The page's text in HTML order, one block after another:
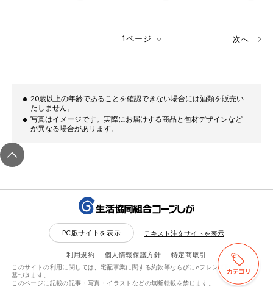
リセットする 検索する
次へ
20歳以上の年齢であることを確認できない場合には酒類を販売い
たしません。
写真はイメージです。実際にお届けする商品と包材デザインなど
が異なる場合があリます。
PC版サイトを表示 テキスト注文サイトを表示
利用規約 個人情報保護方針 特定商取引
このサイトの利用に関しては、宅配事業に関する約款等ならびにeフレンズ利用規約に
基づきます。
このページに記載の記事・写真・イラストなどの無断転載を禁じます。